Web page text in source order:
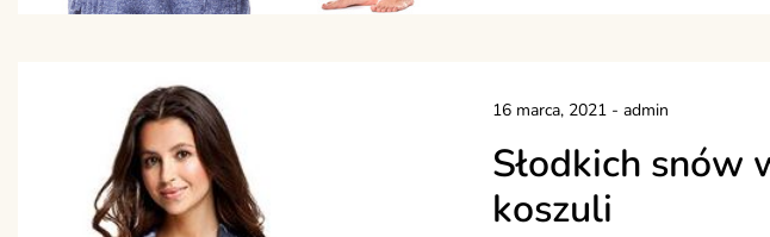
16 marca, 2021- admin
Słodkich snów
koszuli